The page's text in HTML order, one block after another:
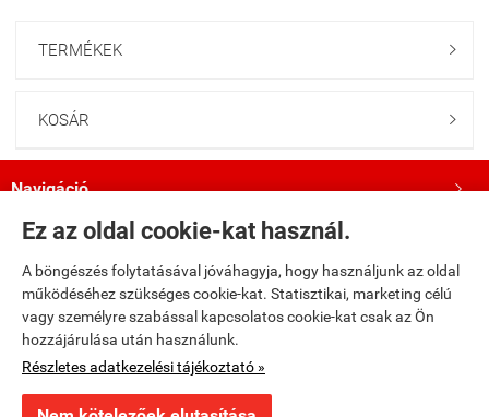
Ez az oldal cookie-kat használ.
A böngészés folytatásával jóváhagyja, hogy használjunk az oldal
működéséhez szükséges cookie-kat. Statisztikai, marketing célú
vagy személyre szabással kapcsolatos cookie-kat csak az Ön
hozzájárulása után használunk.
Részletes adatkezelési tájékoztató »
TERMÉKEK 
KOSÁR 
Navigáció 
Saját fiók
Bemutatkozás
Kövess minket a Facebookon!